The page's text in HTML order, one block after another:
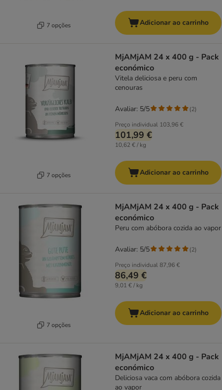
7 opções Adicionar ao carrinho
7 opções
MjAMjAM 24 x 400 g - Pack
económico
Vitela deliciosa e peru com
cenouras
Preço individual 103,96 €
101,99 €
10,62 € / kg
Avaliar: 5/5 (2)
Adicionar ao carrinho
7 opções
MjAMjAM 24 x 400 g - Pack
económico
Peru com abóbora cozida ao vapor
Preço individual87,96 €
86,49 €
9,01 € / kg
Avaliar: 5/5 (2)
Adicionar ao carrinho
MjAMjAM 24 x 400 g - Pack
económico
Deliciosa vaca com abóbora cozida
ao vapor